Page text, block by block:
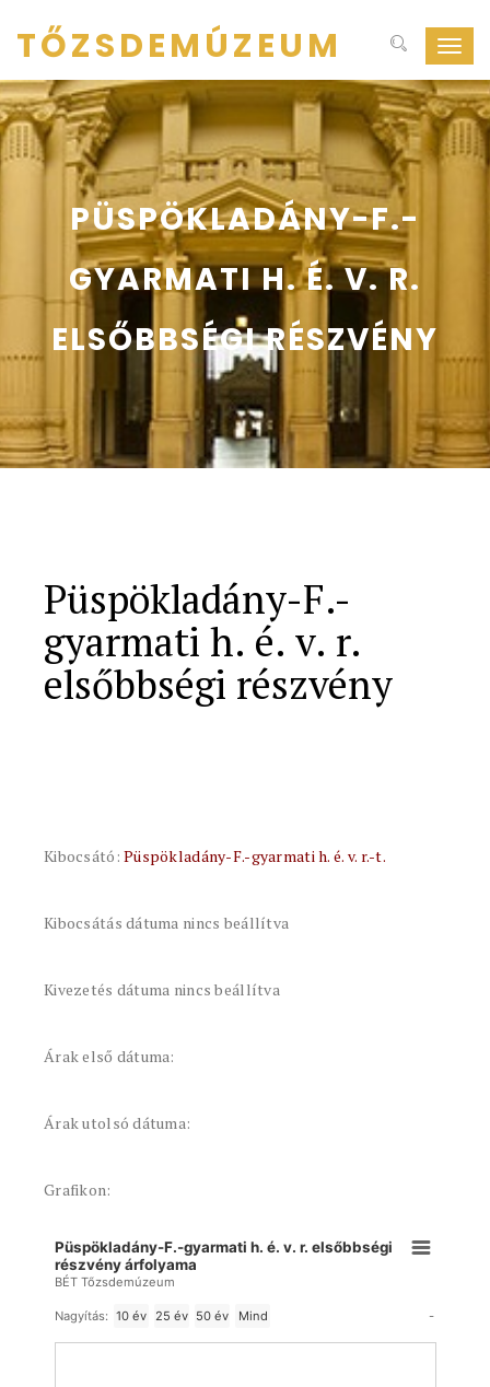
ki-
be
TŐZSDEMÚZEUM
PÜSPÖKLADÁNY-F.-
GYARMATI H. É. V. R.
ELSŐBBSÉGI RÉSZVÉNY
Püspökladány-F.-
gyarmati h. é. v. r.
elsőbbségi részvény
Kibocsátó:Püspökladány-F.-gyarmati h. é. v. r.-t.
Kibocsátás dátuma nincs beállítva
Kivezetés dátuma nincs beállítva
Árak első dátuma:
Árak utolsó dátuma:
Grafikon:
Püspökladány-F.-gyarmati h. é. v. r. elsőbbségi
részvény árfolyama
BÉT Tőzsdemúzeum
Nagyítás: 10 év 25 év 50 év Mind -